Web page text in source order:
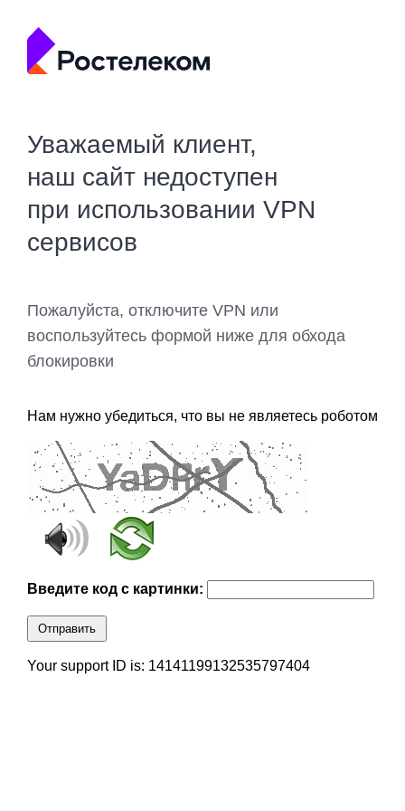
Уважаемый клиент,
наш сайт недоступен
при использовании VPN
сервисов
Пожалуйста, отключите VPN или
воспользуйтесь формой ниже для обхода
блокировки
Нам нужно убедиться, что вы не являетесь роботом
Введите код с картинки:
Отправить
Your support ID is: 14141199132535797404